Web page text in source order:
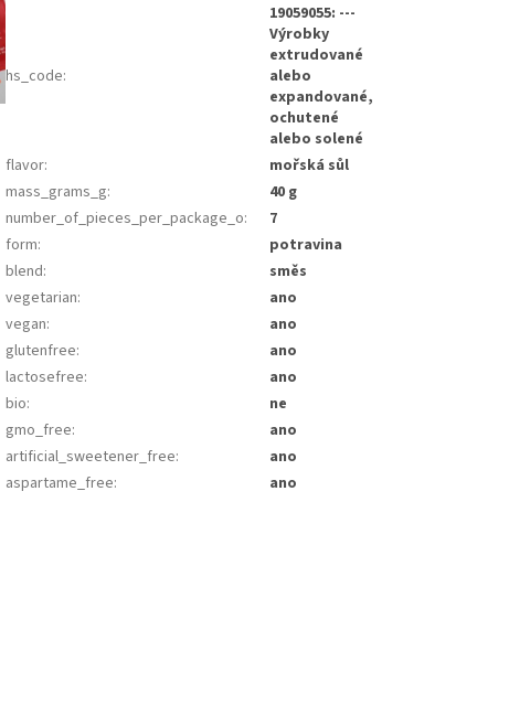
hs_code:
19059055: ---
Výrobky
extrudované
alebo
expandované,
ochutené
alebo solené
flavor:
mořská sůl
mass_grams_g:
40 g
number_of_pieces_per_package_o:
7
form:
potravina
blend:
směs
vegetarian:
ano
vegan:
ano
glutenfree:
ano
lactosefree:
ano
bio:
ne
gmo_free:
ano
artificial_sweetener_free:
ano
aspartame_free: ano